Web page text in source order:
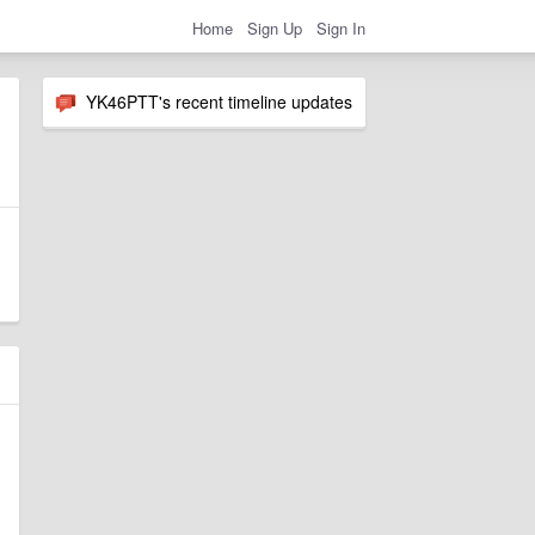
Home Sign Up Sign In
YK46PTT's recent timeline updates